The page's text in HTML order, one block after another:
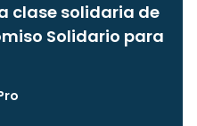
clase solidaria de
Solidario para